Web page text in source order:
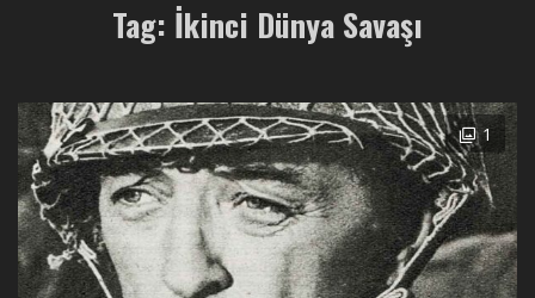
Tag: İkinci Dünya Savaşı
1